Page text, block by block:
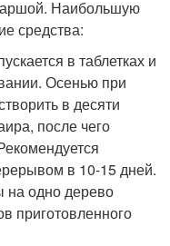
Наибольшую
средства:
в таблетках и
Осенью при
в десяти
после чего
в 10-15 дней.
на одно дерево
приготовленного